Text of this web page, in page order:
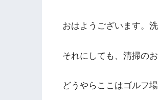
おはようございます。
それにしても、清掃の
どうやらここはゴルフ